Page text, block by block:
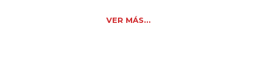
VER MÁS...